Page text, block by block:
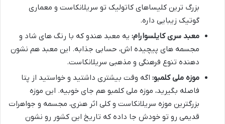
بزرگ ترین کلیساهای کاتولیک تو سریلانکاست و معماری
گوتیک زیبایی داره.
معبد سری کایلسوارام: یه معبد هندو که با رنگ های شاد و
مجسمه های پیچیده اش، حسابی جذابه. این معبد هم نشون
دهنده تنوع فرهنگی و مذهبی سریلانکاست.
موزه ملی کلمبو: اگه وقت بیشتری داشتید و خواستید از پتا
فاصله بگیرید، موزه ملی کلمبو هم جای خوبیه. این موزه
بزرگترین موزه سریلانکاست و کلی اثر هنری، مجسمه و جواهرات
قدیمی رو تو خودش جا داده که تاریخ این کشور رو نشون